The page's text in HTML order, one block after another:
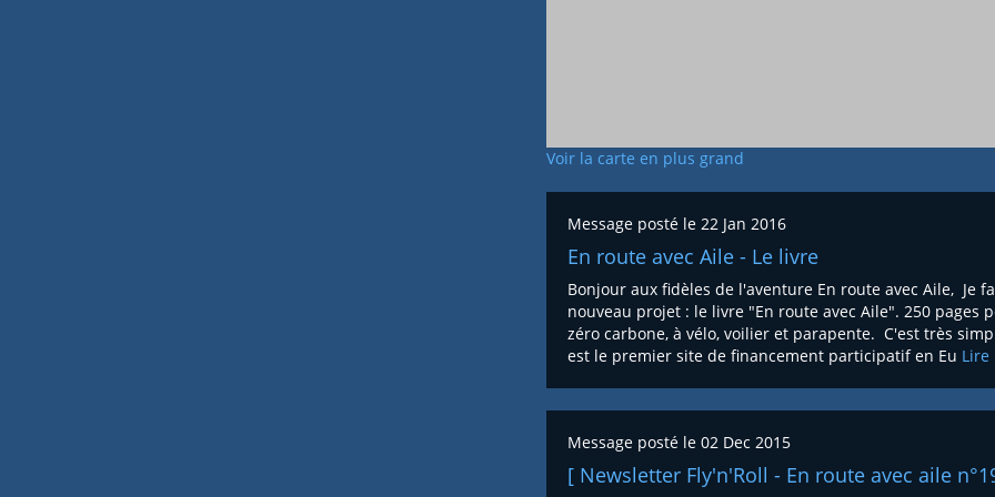
Voir la carte en plus grand
Message posté le 22 Jan 2016
En route avec Aile - Le livre
Bonjour aux fidèles de l'aventure En route avec Aile, Je
nouveau projet : le livre "En route avec Aile". 250
zéro carbone, à vélo, voilier et parapente. C'est très
est le premier site de financement participatif en Eu
Message posté le 02 Dec 2015
[ Newsletter Fly'n'Roll - En route avec aile